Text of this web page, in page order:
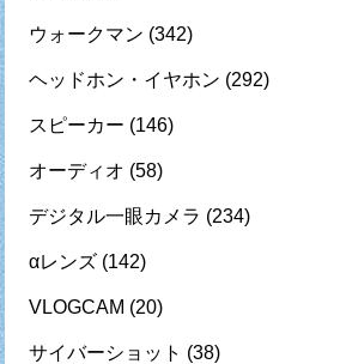
ウォークマン (342)
ヘッドホン・イヤホン (292)
スピーカー (146)
オーディオ (58)
デジタル一眼カメラ (234)
αレンズ (142)
VLOGCAM (20)
サイバーショット (38)